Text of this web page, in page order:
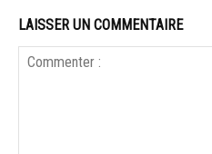
LAISSER UN COMMENTAIRE